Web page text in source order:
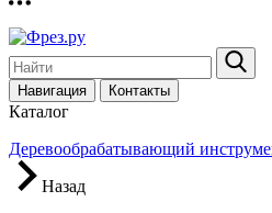
Навигация Контакты
Каталог
Деревообрабатывающий
Назад